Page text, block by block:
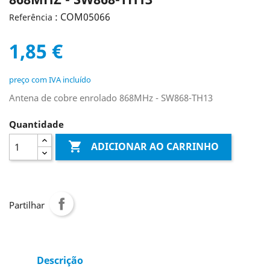
Referência : COM05066
1,85 €
preço com IVA incluído
Antena de cobre enrolado 868MHz - SW868-TH13
Quantidade
 ADICIONAR AO CARRINHO
Partilhar
Descrição